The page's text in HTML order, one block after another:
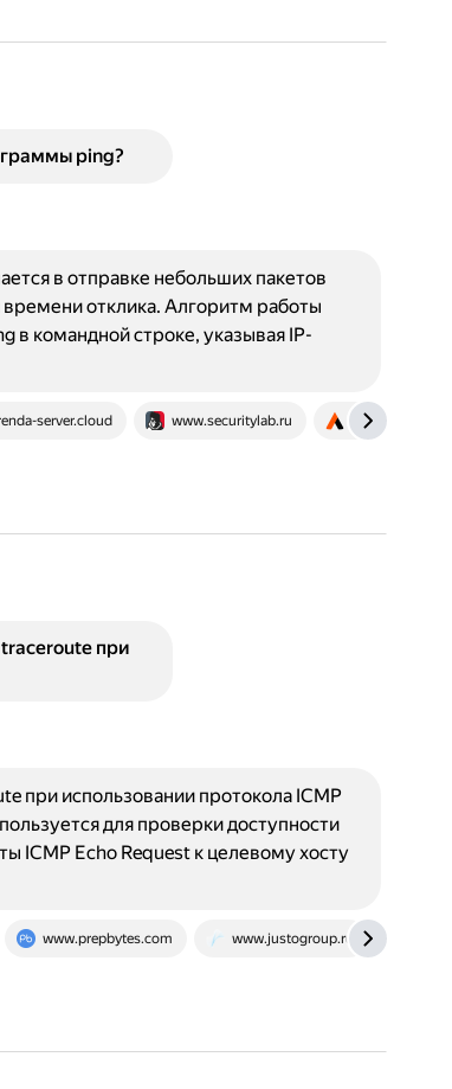
ping?
server.cloud www.securitylab.ru adminvps.ru
в отправке небольших пакетов
отклика. Алгоритм работы
в командной строке, указывая IP-
при
www.prepbytes.com www.justogroup.ru
при использовании протокола ICMP
для проверки доступности
ICMP Echo Request к целевому хосту